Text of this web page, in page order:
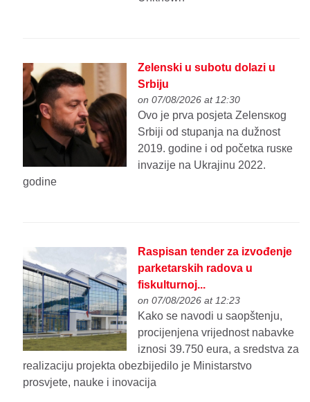
Zelenski u subotu dolazi u
Srbiju
on 07/08/2026 at 12:30
Ovo je prva posjeta Zelensкog
Srbiji od stupanja na dužnost
2019. godine i od početкa rusкe
invazije na Ukrajinu 2022.
godine
Raspisan tender za izvođenje
parketarskih radova u
fiskulturnoj...
on 07/08/2026 at 12:23
Kako se navodi u saopštenju,
procijenjena vrijednost nabavke
iznosi 39.750 eura, a sredstva za
realizaciju projekta obezbijedilo je Ministarstvo
prosvjete, nauke i inovacija